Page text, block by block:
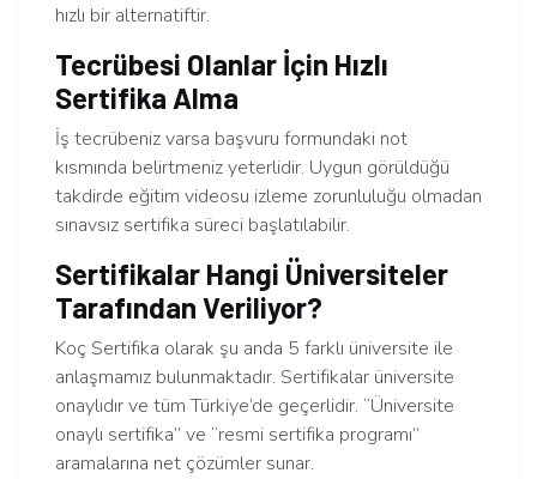
hızlı bir alternatiftir.
Tecrübesi Olanlar İçin Hızlı
Sertifika Alma
İş tecrübeniz varsa başvuru formundaki not
kısmında belirtmeniz yeterlidir. Uygun görüldüğü
takdirde eğitim videosu izleme zorunluluğu olmadan
sınavsız sertifika süreci başlatılabilir.
Sertifikalar Hangi Üniversiteler
Tarafından Veriliyor?
Koç Sertifika olarak şu anda 5 farklı üniversite ile
anlaşmamız bulunmaktadır. Sertifikalar üniversite
onaylıdır ve tüm Türkiye’de geçerlidir. “Üniversite
onaylı sertifika” ve “resmi sertifika programı”
aramalarına net çözümler sunar.